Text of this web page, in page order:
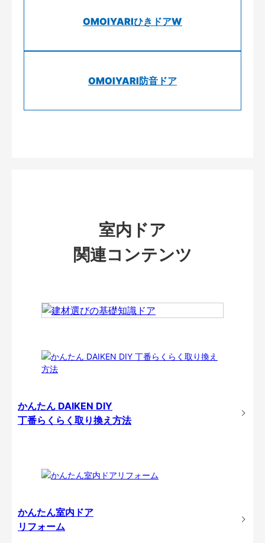
OMOIYARIひきドアW
OMOIYARI防音ドア
室内ドア
関連コンテンツ
かんたん DAIKEN DIY
丁番らくらく取り換え方法
かんたん室内ドア
リフォーム